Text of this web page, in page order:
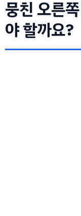
뭉친 오른
야 할까요?